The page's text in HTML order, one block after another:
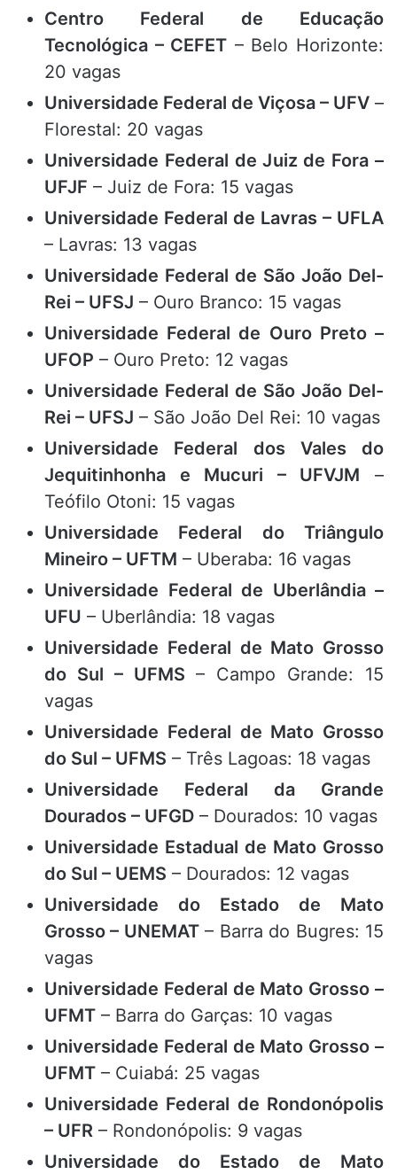
Centro Federal de Educação
Tecnológica – CEFET – Belo Horizonte:
20 vagas
Universidade Federal de Viçosa – UFV –
Florestal: 20 vagas
Universidade Federal de Juiz de Fora –
UFJF – Juiz de Fora: 15 vagas
Universidade Federal de Lavras – UFLA
– Lavras: 13 vagas
Universidade Federal de São João Del-
Rei – UFSJ – Ouro Branco: 15 vagas
Universidade Federal de Ouro Preto –
UFOP – Ouro Preto: 12 vagas
Universidade Federal de São João Del-
Rei – UFSJ – São João Del Rei: 10 vagas
Universidade Federal dos Vales do
Jequitinhonha e Mucuri – UFVJM –
Teófilo Otoni: 15 vagas
Universidade Federal do Triângulo
Mineiro – UFTM – Uberaba: 16 vagas
Universidade Federal de Uberlândia –
UFU – Uberlândia: 18 vagas
Universidade Federal de Mato Grosso
do Sul – UFMS – Campo Grande: 15
vagas
Universidade Federal de Mato Grosso
do Sul – UFMS – Três Lagoas: 18 vagas
Universidade Federal da Grande
Dourados – UFGD – Dourados: 10 vagas
Universidade Estadual de Mato Grosso
do Sul – UEMS – Dourados: 12 vagas
Universidade do Estado de Mato
Grosso – UNEMAT– Barra do Bugres: 15
vagas
Universidade Federal de Mato Grosso –
UFMT – Barra do Garças: 10 vagas
Universidade Federal de Mato Grosso –
UFMT – Cuiabá: 25 vagas
Universidade Federal de Rondonópolis
– UFR – Rondonópolis: 9 vagas
Universidade do Estado de Mato